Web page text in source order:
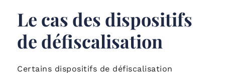
Le cas des dispositifs
de défiscalisation
Certains dispositifs de défiscalisation